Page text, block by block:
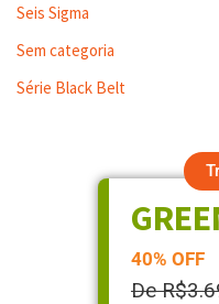
Seis Sigma
Sem categoria
Série Black Belt
40% OFF
De